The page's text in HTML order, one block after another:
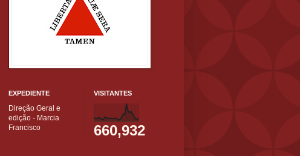
EXPEDIENTE
Direção Geral e
edição - Marcia
Francisco
VISITANTES
660,932